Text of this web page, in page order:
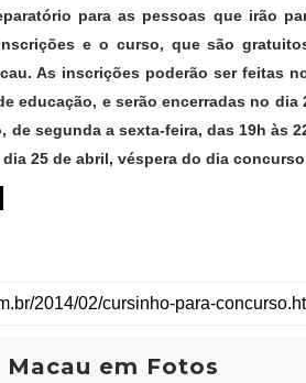
para as pessoas que irão
e o curso, que são
As inscrições poderão ser feitas
educação, e serão encerradas no
de segunda a sexta-feira, das 19h às
25 de abril, véspera do dia
em Fotos